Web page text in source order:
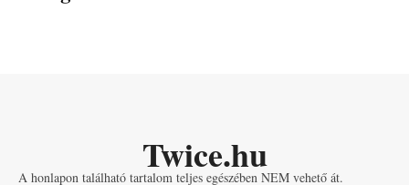
Twice.hu
A honlapon található tartalom teljes egészében NEM vehető át.